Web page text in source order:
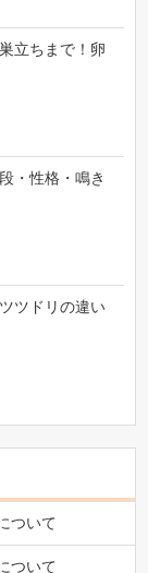
立ちまで！卵
・性格・鳴き
ツドリの違い
ついて
ついて